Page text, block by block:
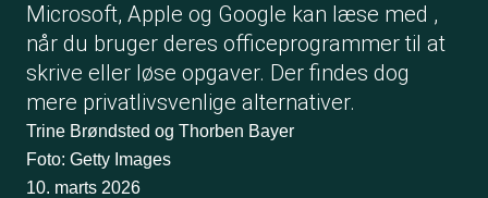
Microsoft, Apple og Google kan læse med ,
når du bruger deres officeprogrammer til at
skrive eller løse opgaver. Der findes dog
mere privatlivsvenlige alternativer.
Trine Brøndsted og Thorben Bayer
Foto: Getty Images
10. marts 2026